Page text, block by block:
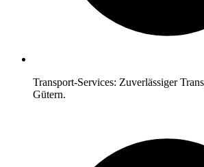
Transport-Services: Zuverlässiger
Gütern.